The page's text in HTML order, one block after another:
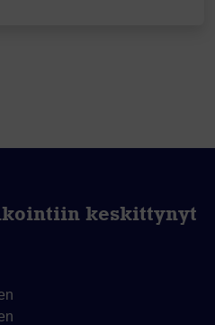
keskittynyt